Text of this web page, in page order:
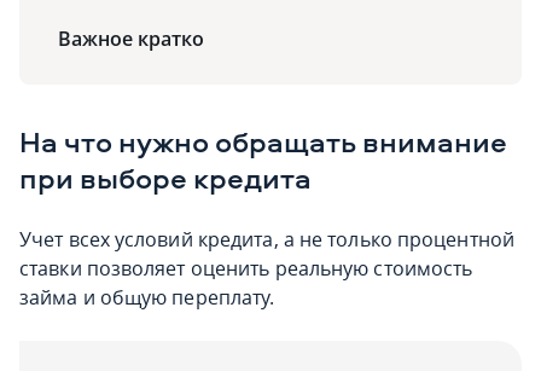
Важное кратко
На что нужно обращать внимание
при выборе кредита
Учет всех условий кредита, а не только процентной
ставки позволяет оценить реальную стоимость
займа и общую переплату.